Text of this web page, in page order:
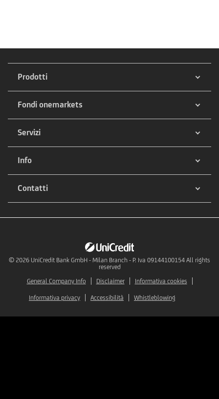
Prodotti
Fondi onemarkets
Servizi
Info
Contatti
© 2026 UniCredit Bank GmbH - Milan Branch - P. Iva 09144100154 All rights
reserved
General Company Info
Disclaimer Informativa cookies
Informativa privacy Accessibilità Whistleblowing